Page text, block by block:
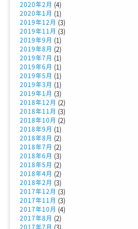
2020年2月 (4)
2020年1月 (1)
2019年12月 (3)
2019年11月 (3)
2019年9月 (1)
2019年8月 (2)
2019年7月 (1)
2019年6月 (1)
2019年5月 (1)
2019年3月 (1)
2019年1月 (3)
2018年12月 (2)
2018年11月 (3)
2018年10月 (2)
2018年9月 (1)
2018年8月 (2)
2018年7月 (2)
2018年6月 (3)
2018年5月 (2)
2018年4月 (2)
2018年2月 (3)
2017年12月 (3)
2017年11月 (3)
2017年10月 (4)
2017年8月 (2)
2017年7月 (3)